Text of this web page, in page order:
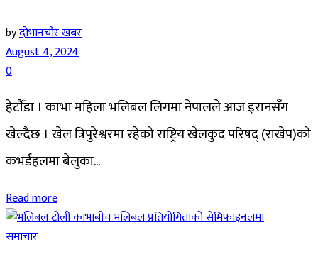
byदोभानचौर खबर
August 4, 2024
0
हेटाैँडा । काभा महिला भलिबल लिगमा नेपालले आज इरानसँग
खेल्दैछ । खेल त्रिपुरेश्वरमा रहेको राष्ट्रिय खेलकुद परिषद् (राखेप)को
कभर्डहलमा बेलुका...
Read more
समाचार